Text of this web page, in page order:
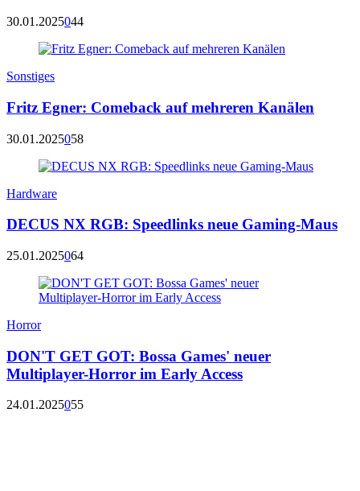
30.01.2025044
Sonstiges
Fritz Egner: Comeback auf mehreren Kanälen
30.01.2025058
Hardware
DECUS NX RGB: Speedlinks neue Gaming-Maus
25.01.2025064
Horror
DON'T GET GOT: Bossa Games' neuer
Multiplayer-Horror im Early Access
24.01.2025055